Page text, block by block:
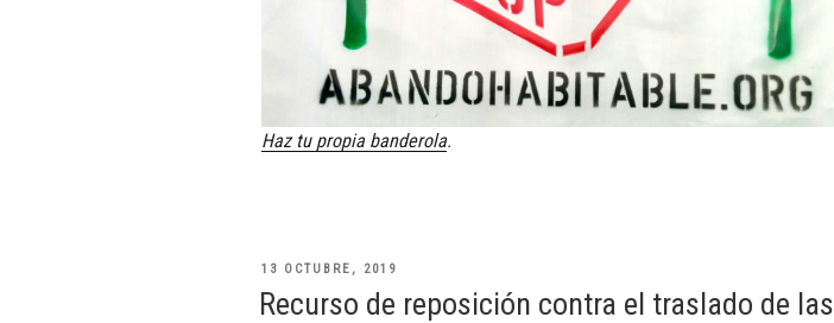
Haz tu propia banderola.
PUBLICADO
13 OCTUBRE, 2019
Recurso de reposición contra el traslado de las